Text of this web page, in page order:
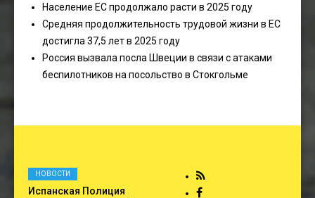
Население ЕС продолжало расти в 2025 году
Средняя продолжительность трудовой жизни в ЕС
достигла 37,5 лет в 2025 году
Россия вызвала посла Швеции в связи с атаками
беспилотников на посольство в Стокгольме
Испанская Полиция
НОВОСТИ